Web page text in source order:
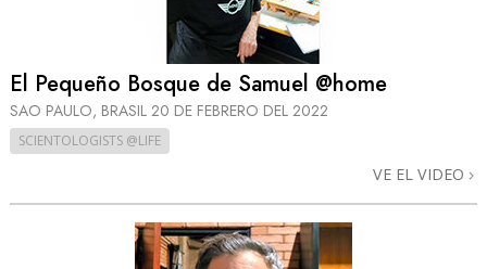
El Pequeño Bosque de Samuel @home
SAO PAULO, BRASIL 20 DE FEBRERO DEL 2022
SCIENTOLOGISTS @LIFE
VE EL VIDEO